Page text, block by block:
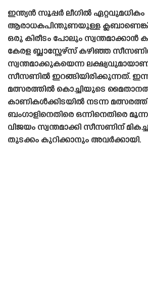
ഇന്ത്യൻ സൂപ്പർ ലീഗിൽ ഏറ്റവുമധികം
ആരാധകപിന്തുണയുള്ള
ഒരു കിരീടം പോലും സ്വന്തമാക്കാൻ
കേരള ബ്ലാസ്റ്റേഴ്‌സ് കഴിഞ്ഞ
സ്വന്തമാക്കുകയെന്ന
സീസണിൽ ഇറങ്ങിയിരിക്കുന്നത്.
മത്സരത്തിൽ കൊച്ചിയുടെ
കാണികൾക്കിടയിൽ നടന്ന
ബംഗാളിനെതിരെ ഒന്നിനെതിരെ
വിജയം സ്വന്തമാക്കി സീസണിന്
തുടക്കം കുറിക്കാനും അവർക്കായി.